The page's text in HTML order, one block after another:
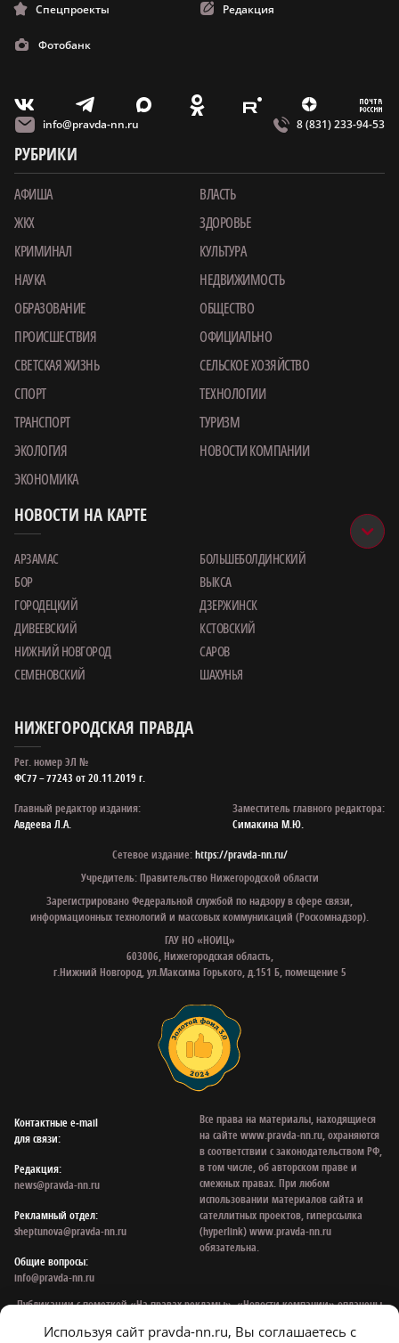
Спецпроекты Редакция
Фотобанк
V T X O E Z m
info@pravda-nn.ru 8 (831) 233-94-53
РУБРИКИ
АФИША
ВЛАСТЬ
ЖКХ
ЗДОРОВЬЕ
КРИМИНАЛ
КУЛЬТУРА
НАУКА
НЕДВИЖИМОСТЬ
ОБРАЗОВАНИЕ
ОБЩЕСТВО
ПРОИСШЕСТВИЯ
ОФИЦИАЛЬНО
СВЕТСКАЯ ЖИЗНЬ
СЕЛЬСКОЕ ХОЗЯЙСТВО
СПОРТ
ТЕХНОЛОГИИ
ТРАНСПОРТ
ТУРИЗМ
ЭКОЛОГИЯ
НОВОСТИ КОМПАНИИ
ЭКОНОМИКА
НОВОСТИ НА КАРТЕ
АРЗАМАС
БОЛЬШЕБОЛДИНСКИЙ
БОР
ВЫКСА
ГОРОДЕЦКИЙ
ДЗЕРЖИНСК
ДИВЕЕВСКИЙ
КСТОВСКИЙ
НИЖНИЙ НОВГОРОД
САРОВ
СЕМЕНОВСКИЙ
ШАХУНЬЯ
НИЖЕГОРОДСКАЯ ПРАВДА
Рег. номер ЭЛ №
ФС77 – 77243 от 20.11.2019 г.
Главный редактор издания:
Авдеева Л.А.
Заместитель главного редактора:
Симакина М.Ю.
Сетевое издание:https://pravda-nn.ru/
Учредитель: Правительство Нижегородской области
Зарегистрировано Федеральной службой по надзору в сфере связи,
информационных технологий и массовых коммуникаций (Роскомнадзор).
ГАУ НО «НОИЦ»
603006, Нижегородская область,
г.Нижний Новгород, ул.Максима Горького, д.151 Б, помещение 5
Контактные e‑mail
для связи:
Редакция:
news@pravda-nn.ru
Рекламный отдел:
sheptunova@pravda-nn.ru
Общие вопросы:
info@pravda-nn.ru
Все права на материалы, находящиеся
на сайте www.pravda-nn.ru, охраняются
в соответствии с законодательством РФ,
в том числе, об авторском праве и
смежных правах. При любом
использовании материалов сайта и
сателлитных проектов, гиперссылка
(hyperlink) www.pravda-nn.ru
обязательна.
Публикации с пометкой «На правах рекламы», «Новости компании» оплачены
информации, содержащейся в рекламных объявлениях.
Используя сайт pravda-nn.ru, Вы соглашаетесь с